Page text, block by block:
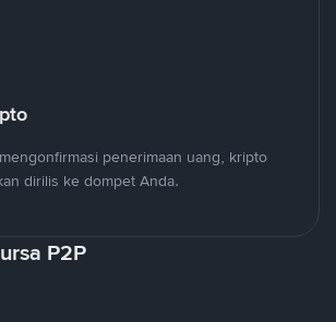
penerimaan uang, kripto
dirilis ke dompet Anda.
P2P